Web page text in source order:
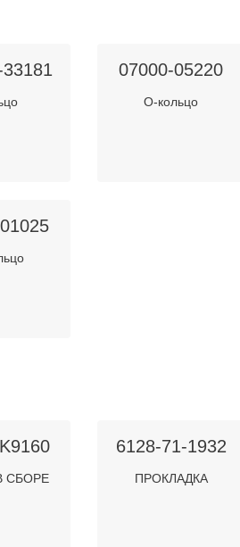
07000-05220
О-кольцо
СБОРЕ
6128-71-1932
ПРОКЛАДКА